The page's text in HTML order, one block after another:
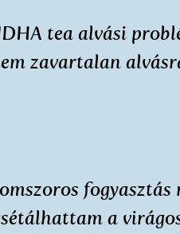
tea alvási
zavartalan
a